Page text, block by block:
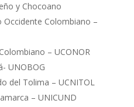
y Chocoano
Colombiano –
– UCONOR
UNOBOG
del Tolima – UCNITOL
– UNICUND